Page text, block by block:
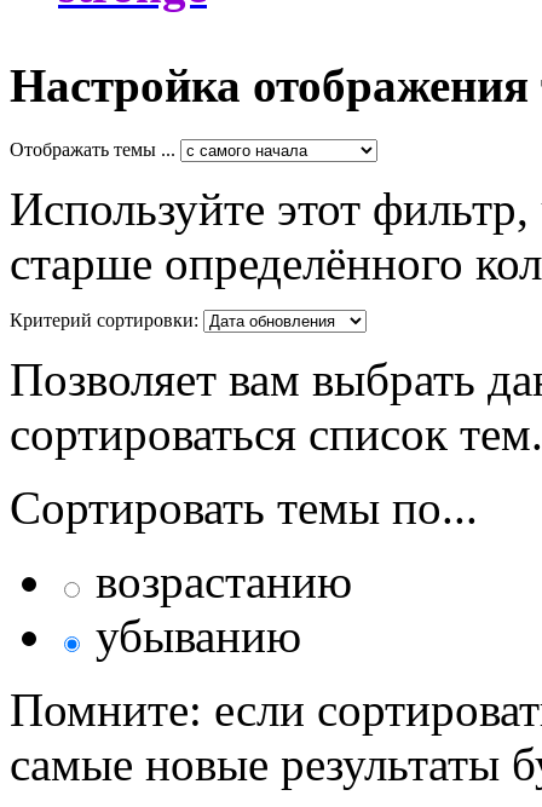
Настройка отображения
Отображать темы ...
Используйте этот
старше определённого
Критерий сортировки:
Позволяет вам выбрать
сортироваться список тем.
Сортировать темы по...
возрастанию
убыванию
Помните: если
самые новые результаты